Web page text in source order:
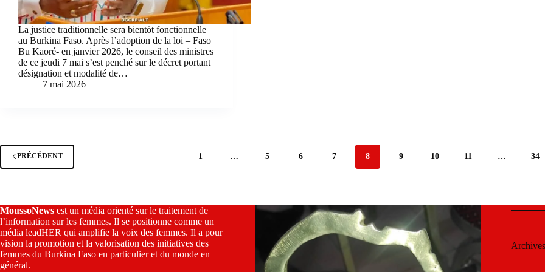
La justice traditionnelle sera bientôt fonctionnelle
au Burkina Faso. Après l’adoption de la loi – Faso
Bu Kaoré- en janvier 2026, le conseil des ministres
de ce jeudi 7 mai s’est penché sur le décret portant
désignation et modalité de…
7 mai 2026
PRÉCÉDENT 1 … 5 6 7 8 9 10 11 … 34
MoussoNews est un média orienté sur le traitement de
l’information sur les femmes. Il se positionne comme un
média leadHER qui amplifie la voix des femmes. Il a pour
vision la promotion et la valorisation des initiatives des
femmes du Burkina Faso en particulier et du monde en
général.
Archives